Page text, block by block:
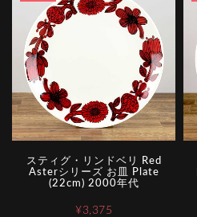
スティグ・リンドベリ Red
Asterシリーズ お皿 Plate
(22cm) 2000年代
¥3,375